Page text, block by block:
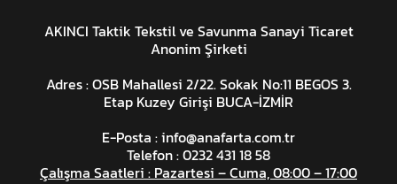
AKINCI Taktik Tekstil ve Savunma Sanayi Ticaret
Anonim Şirketi
Adres : OSB Mahallesi 2/22. Sokak No:11 BEGOS 3.
Etap Kuzey Girişi BUCA-İZMİR
E-Posta :info@anafarta.com.tr
Telefon : 0232 431 18 58
Çalışma Saatleri : Pazartesi – Cuma, 08:00 – 17:00